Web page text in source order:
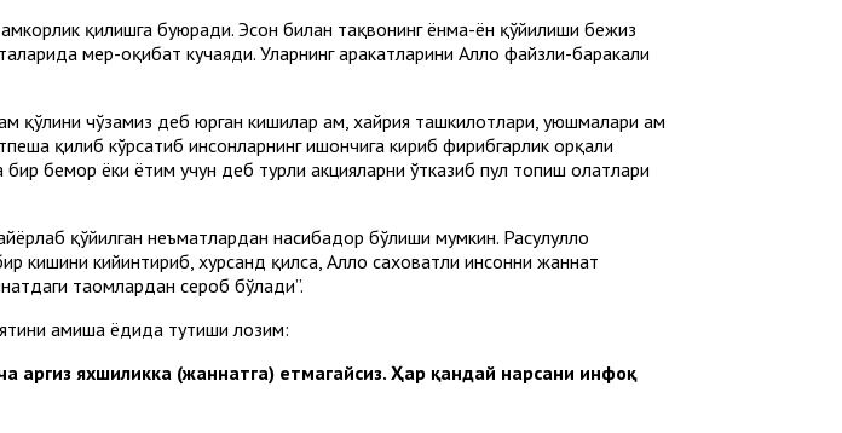
қилишга буюради. Эҳсон билан тақвонинг ёнма-ён қўйилиши бежиз
меҳр-оқибат кучаяди. Уларнинг ҳаракатларини Аллоҳ файзли-баракали
чўзамиз деб юрган кишилар ҳам, хайрия ташкилотлари, уюшмалари ҳам
қилиб кўрсатиб инсонларнинг ишончига кириб фирибгарлик орқали
бемор ёки ётим учун деб турли акцияларни ўтказиб пул топиш ҳолатлари
қўйилган неъматлардан насибадор бўлиши мумкин. Расулуллоҳ
кишини кийинтириб, хурсанд қилса, Аллоҳ саховатли инсонни жаннат
таомлардан сероб бўлади”.
ҳамиша ёдида тутиши лозим:
ҳаргиз яхшиликка (жаннатга) етмагайсиз. Ҳар қандай нарсани инфоқ